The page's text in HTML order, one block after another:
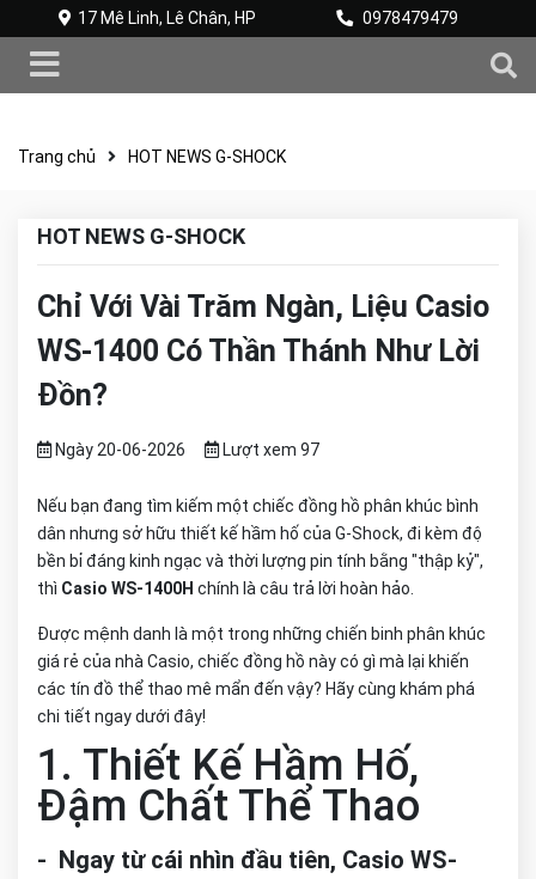
17 Mê Linh, Lê Chân, HP 0978479479
Trang chủ HOT NEWS G-SHOCK
HOT NEWS G-SHOCK
Chỉ Với Vài Trăm Ngàn, Liệu Casio
WS-1400 Có Thần Thánh Như Lời
Đồn?
Ngày 20-06-2026 Lượt xem 97
Nếu bạn đang tìm kiếm một chiếc đồng hồ phân khúc bình
dân nhưng sở hữu thiết kế hầm hố của G-Shock, đi kèm độ
bền bỉ đáng kinh ngạc và thời lượng pin tính bằng "thập kỷ",
thì Casio WS-1400H chính là câu trả lời hoàn hảo.
Được mệnh danh là một trong những chiến binh phân khúc
giá rẻ của nhà Casio, chiếc đồng hồ này có gì mà lại khiến
các tín đồ thể thao mê mẩn đến vậy? Hãy cùng khám phá
chi tiết ngay dưới đây!
1. Thiết Kế Hầm Hố,
Đậm Chất Thể Thao
- Ngay từ cái nhìn đầu tiên, Casio WS-